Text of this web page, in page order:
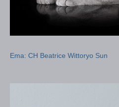
Ema: CH Beatrice Wittoryo Sun